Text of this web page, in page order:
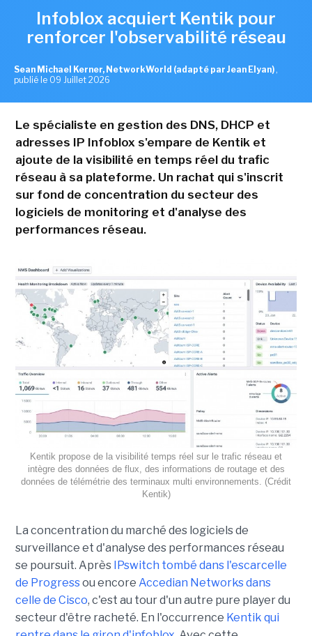
Infoblox acquiert Kentik pour
renforcer l'observabilité réseau
Sean Michael Kerner, NetworkWorld (adapté par Jean Elyan) ,
publié le 09 Juillet 2026
Le spécialiste en gestion des DNS, DHCP et
adresses IP Infoblox s'empare de Kentik et
ajoute de la visibilité en temps réel du trafic
réseau à sa plateforme. Un rachat qui s'inscrit
sur fond de concentration du secteur des
logiciels de monitoring et d'analyse des
performances réseau.
Kentik propose de la visibilité temps réel sur le trafic réseau et
intègre des données de flux, des informations de routage et des
données de télémétrie des terminaux multi environnements. (Crédit
Kentik)
La concentration du marché des logiciels de
surveillance et d'analyse des performances réseau
se poursuit. Après IPswitch tombé dans l'escarcelle
de Progressou encore Accedian Networks dans
celle de Cisco, c'est au tour d'un autre pure player du
secteur d'être racheté. En l'occurrence Kentik qui